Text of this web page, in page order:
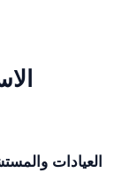
العيادات